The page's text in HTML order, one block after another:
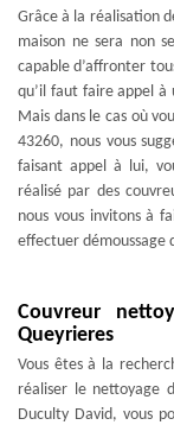
Grâce à la réalisation
maison ne sera non
capable d’affronter
qu’il faut faire appel
Mais dans le cas où
43260, nous vous
faisant appel à lui,
réalisé par des
nous vous invitons à
effectuer démoussage
Couvreur
Queyrieres
Vous êtes à la
réaliser le nettoyage
Duculty David, vous